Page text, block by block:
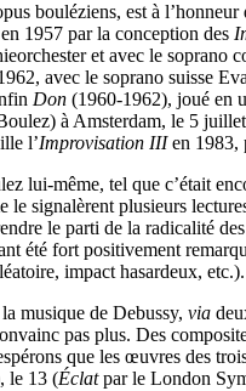
bouléziens, est à
1957 par la conception des
et avec le
avec le soprano suisse
Don (1960-1962), joué en
à Amsterdam, le 5
l’Improvisation IIIen 1983,
lui-même, tel que c’était
le signalèrent plusieurs
le parti de la radicalité
été fort positivement
impact hasardeux, etc.).
musique de Debussy, via
pas plus. Des
que les œuvres des
le 13 (Éclatpar le London